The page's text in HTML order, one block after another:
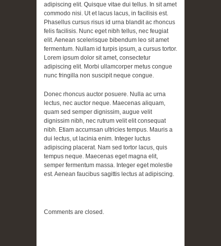
adipiscing elit. Quisque vitae dui tellus. In sit amet
commodo nisi. Ut et lacus lacus, in facilisis est.
Phasellus cursus risus id urna blandit ac rhoncus
felis facilisis. Nunc eget nibh tellus, nec feugiat
elit. Aenean scelerisque bibendum leo sit amet
fermentum. Nullam id turpis ipsum, a cursus tortor.
Lorem ipsum dolor sit amet, consectetur
adipiscing elit. Morbi ullamcorper metus congue
nunc fringilla non suscipit neque congue.
Donec rhoncus auctor posuere. Nulla ac urna
lectus, nec auctor neque. Maecenas aliquam,
quam sed semper dignissim, augue velit
dignissim nibh, nec rutrum velit elit consequat
nibh. Etiam accumsan ultricies tempus. Mauris a
dui lectus, ut lacinia enim. Integer luctus
adipiscing placerat. Nam sed tortor lacus, quis
tempus neque. Maecenas eget magna elit,
semper fermentum massa. Integer eget molestie
est. Aenean faucibus sagittis lectus at adipiscing.
Comments are closed.